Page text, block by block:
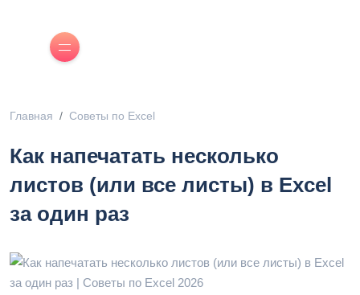
Главная Советы по Excel
Как напечатать несколько
листов (или все листы) в Excel
за один раз